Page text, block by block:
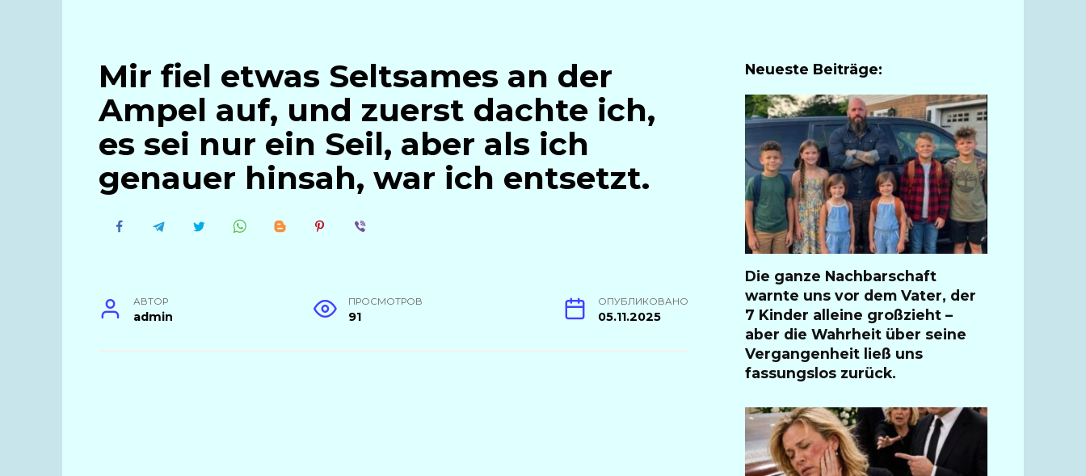
Mir fiel etwas Seltsames an der
Ampel auf, und zuerst dachte ich,
es sei nur ein Seil, aber als ich
genauer hinsah, war ich entsetzt.
АВТОР
admin
ПРОСМОТРОВ
91
ОПУБЛИКОВАНО
05.11.2025
Neueste Beiträge:
Die ganze Nachbarschaft
warnte uns vor dem Vater, der
7 Kinder alleine großzieht –
aber die Wahrheit über seine
Vergangenheit ließ uns
fassungslos zurück.